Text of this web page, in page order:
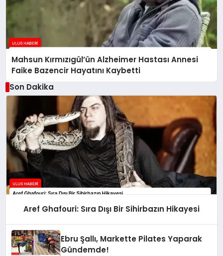
Mahsun Kırmızıgül’ün Alzheimer Hastası Annesi
Faike Bazencir Hayatını Kaybetti
Son Dakika
Aref Ghafouri: Sıra Dışı Bir Sihirbazın Hikayesi
Ebru Şallı, Markette Pilates Yaparak
Gündemde!